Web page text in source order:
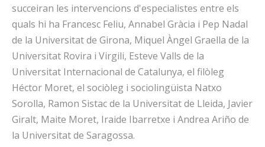
succeiran les intervencions d'especialistes entre els
quals hi ha Francesc Feliu, Annabel Gràcia i Pep Nadal
de la Universitat de Girona, Miquel Àngel Graella de la
Universitat Rovira i Virgili, Esteve Valls de la
Universitat Internacional de Catalunya, el filòleg
Héctor Moret, el sociòleg i sociolingüista Natxo
Sorolla, Ramon Sistac de la Universitat de Lleida, Javier
Giralt, Maite Moret, Iraide Ibarretxe i Andrea Ariño de
la Universitat de Saragossa.